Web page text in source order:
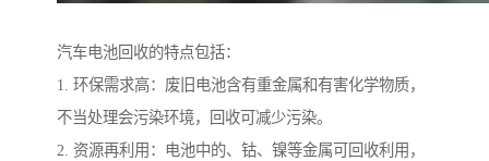
汽车电池回收的特点包括：
1. 环保需求高：废旧电池含有重金属和有害化学物质，
不当处理会污染环境，回收可减少污染。
2. 资源再利用：电池中的、钴、镍等金属可回收利用，